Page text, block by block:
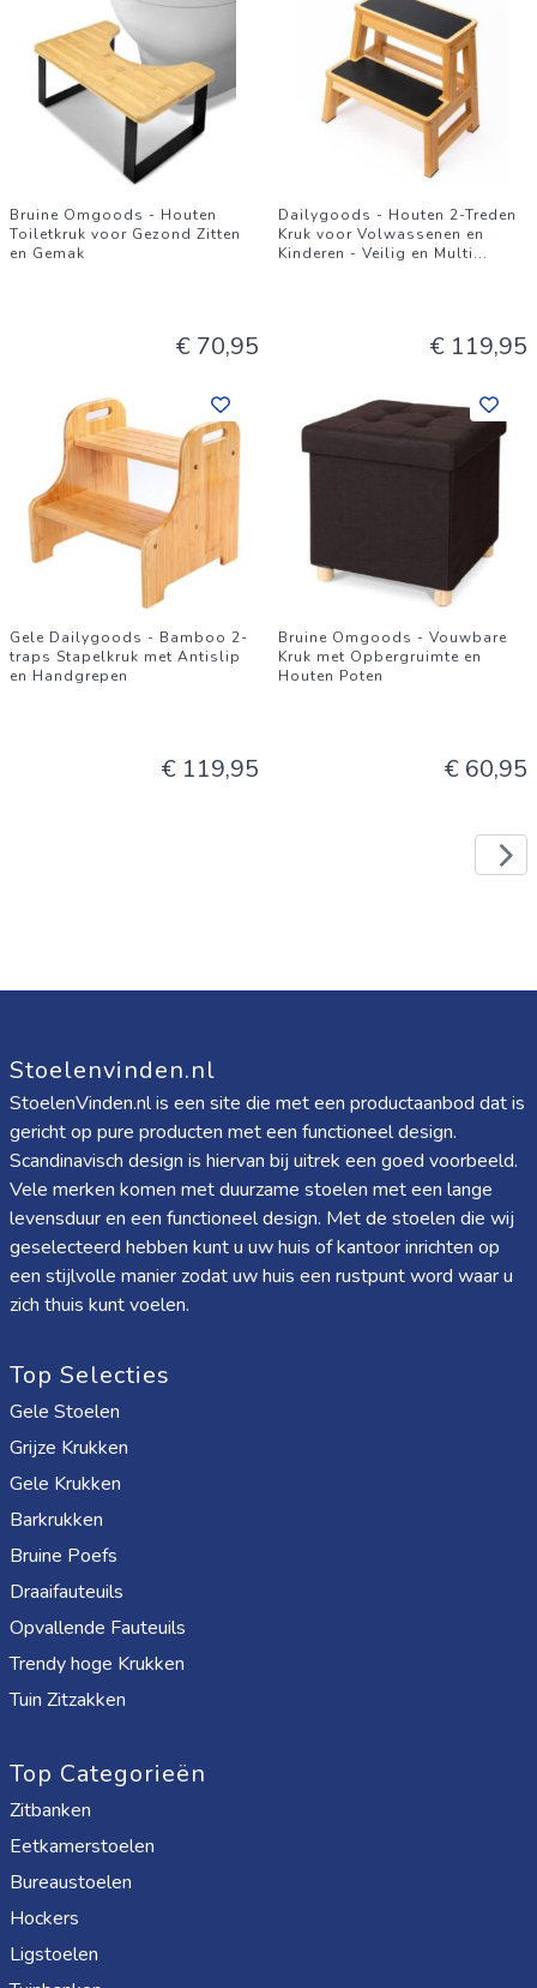
Bruine Omgoods - Houten
Toiletkruk voor Gezond Zitten
en Gemak
€ 70,95
Dailygoods - Houten 2-Treden
Kruk voor Volwassenen en
Kinderen - Veilig en Multi...
€ 119,95
Gele Dailygoods - Bamboo 2-
traps Stapelkruk met Antislip
en Handgrepen
€ 119,95
Bruine Omgoods - Vouwbare
Kruk met Opbergruimte en
Houten Poten
€ 60,95
Stoelenvinden.nl
StoelenVinden.nl is een site die met een productaanbod dat is
gericht op pure producten met een functioneel design.
Scandinavisch design is hiervan bij uitrek een goed voorbeeld.
Vele merken komen met duurzame stoelen met een lange
levensduur en een functioneel design. Met de stoelen die wij
geselecteerd hebben kunt u uw huis of kantoor inrichten op
een stijlvolle manier zodat uw huis een rustpunt word waar u
zich thuis kunt voelen.
Top Selecties
Gele Stoelen
Grijze Krukken
Gele Krukken
Barkrukken
Bruine Poefs
Draaifauteuils
Opvallende Fauteuils
Trendy hoge Krukken
Tuin Zitzakken
Top Categorieën
Zitbanken
Eetkamerstoelen
Bureaustoelen
Hockers
Ligstoelen